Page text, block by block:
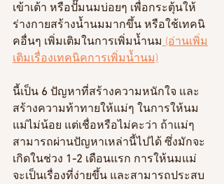
เข้าเต้า หรือปั๊มนมบ่อยๆ เพื่อกระตุ้นให้
ร่างกายสร้างน้ำนมมากขึ้น หรือใช้เทคนิ
คอื่นๆ เพิ่มเติมในการเพิ่มน้ำนม (อ่านเพิ่ม
เติมเรื่องเทคนิคการเพิ่มน้ำนม)
นี้เป็น 6 ปัญหาที่สร้างความหนักใจ และ
สร้างความท้าทายให้แม่ๆ ในการให้นม
แม่ไม่น้อย แต่เชื่อหรือไม่คะว่า ถ้าแม่ๆ
สามารถผ่านปัญหาเหล่านี้ไปได้ ซึ่งมักจะ
เกิดในช่วง 1-2 เดือนแรก การให้นมแม่
จะเป็นเรื่องที่ง่ายขึ้น และสามารถประสบ